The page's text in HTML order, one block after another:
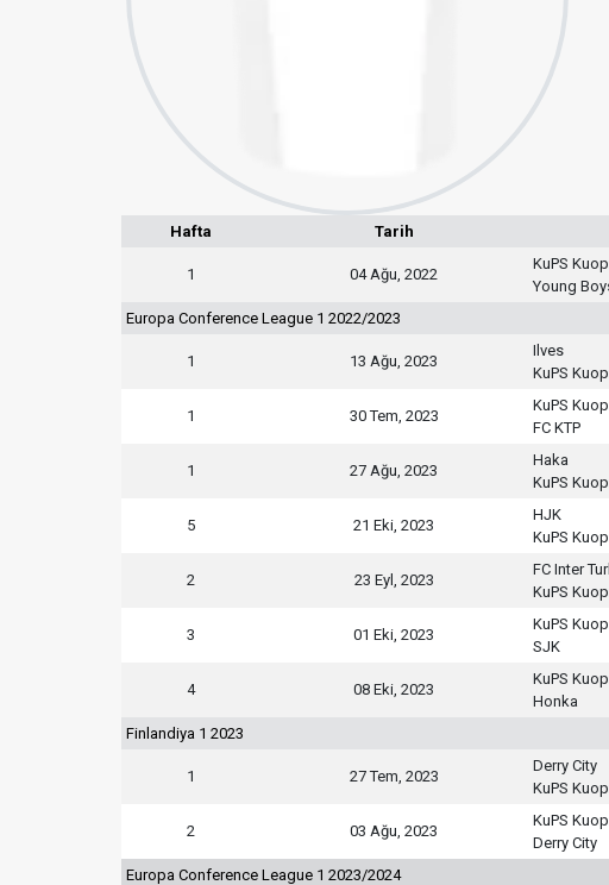
Hafta Tarih
1 04 Ağu, 2022
KuPS
Young
Europa Conference League 1 2022/2023
1 13 Ağu, 2023
Ilves
KuPS
1 30 Tem, 2023
KuPS
FC KTP
1 27 Ağu, 2023
Haka
KuPS
5 21 Eki, 2023
HJK
KuPS
2 23 Eyl, 2023
FC Inter
KuPS
3 01 Eki, 2023
KuPS
SJK
4 08 Eki, 2023
KuPS
Honka
Finlandiya 1 2023
1 27 Tem, 2023
Derry City
KuPS
2 03 Ağu, 2023
KuPS
Derry City
Europa Conference League 1 2023/2024